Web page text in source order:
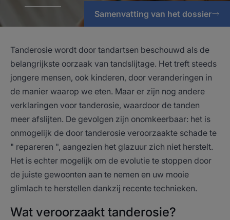
Samenvatting van het dossier
Tanderosie wordt door tandartsen beschouwd als de
belangrijkste oorzaak van tandslijtage. Het treft steeds
jongere mensen, ook kinderen, door veranderingen in
de manier waarop we eten. Maar er zijn nog andere
verklaringen voor tanderosie, waardoor de tanden
meer afslijten. De gevolgen zijn onomkeerbaar: het is
onmogelijk de door tanderosie veroorzaakte schade te
" repareren ", aangezien het glazuur zich niet herstelt.
Het is echter mogelijk om de evolutie te stoppen door
de juiste gewoonten aan te nemen en uw mooie
glimlach te herstellen dankzij recente technieken.
Wat veroorzaakt tanderosie?